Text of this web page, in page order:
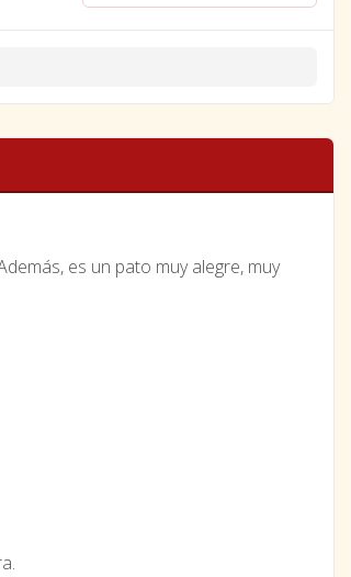
es un pato muy alegre, muy